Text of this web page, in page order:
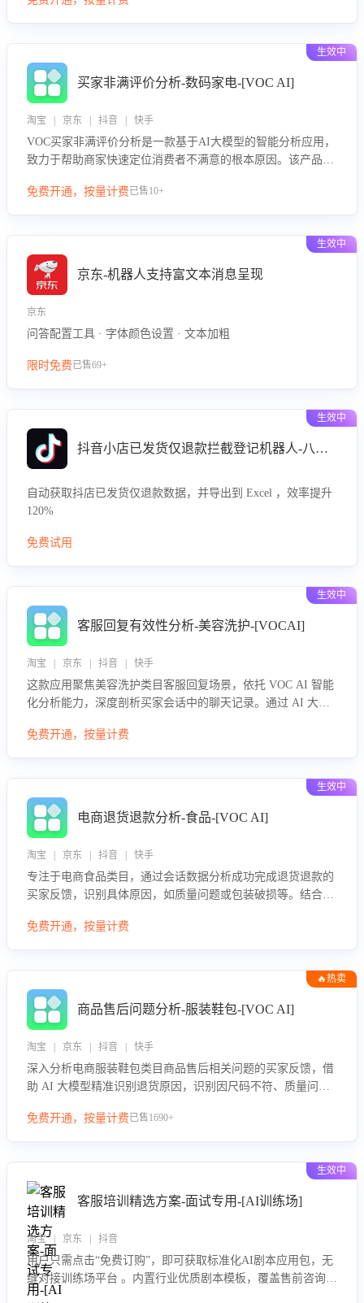
绪、归因争议根源，并客观评估客服应对合理性与成效。系统
生效中
买家非满评价分析-数码家电-[VOC AI]
淘宝 | 京东 | 抖音 | 快手
VOC买家非满评价分析是一款基于AI大模型的智能分析应用，
致力于帮助商家快速定位消费者不满意的根本原因。该产品可
或其它部门原因，明确责任归属，提供可落地的改进建议与策
免费开通，按量计费已售10+
生效中
京东-机器人支持富文本消息呈现
京东
问答配置工具 · 字体颜色设置 · 文本加粗
限时免费已售69+
生效中
抖音小店已发货仅退款拦截登记机器人-八爪鱼
自动获取抖店已发货仅退款数据，并导出到 Excel ，效率提升
120%
免费试用
生效中
客服回复有效性分析-美容洗护-[VOCAI]
淘宝 | 京东 | 抖音 | 快手
这款应用聚焦美容洗护类目客服回复场景，依托 VOC AI 智能
化分析能力，深度剖析买家会话中的聊天记录。通过 AI 大模
效性与完整性，输出针对性改进策略，助力商家快速优化快捷
免费开通，按量计费
生效中
电商退货退款分析-食品-[VOC AI]
淘宝 | 京东 | 抖音 | 快手
专注于电商食品类目，通过会话数据分析成功完成退货退款的
买家反馈，识别具体原因，如质量问题或包装破损等。结合AI
低退款率，提升售后效率。
免费开通，按量计费
🔥热卖
商品售后问题分析-服装鞋包-[VOC AI]
淘宝 | 京东 | 抖音 | 快手
深入分析电商服装鞋包类目商品售后相关问题的买家反馈，借
助 AI 大模型精准识别退货原因，识别因尺码不符、质量问题
商家优化产品或服务，实现销售额的显著提升。
免费开通，按量计费已售1690+
生效中
客服培训精选方案-面试专用-[AI训练场]
淘宝 | 京东 | 抖音
用户只需点击“免费订购”，即可获取标准化AI剧本应用包，无
缝对接训练场平台 。内置行业优质剧本模板，覆盖售前咨询、
售后处理等全场景，消除复杂部署流程，节省90%的初始化时